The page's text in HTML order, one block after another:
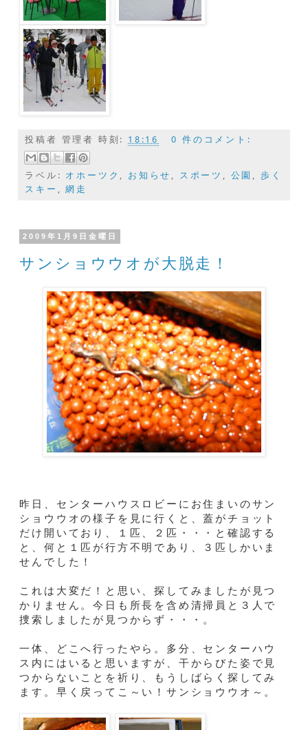
投稿者 管理者 時刻: 18:16 0 件のコメント:
ラベル: オホーツク , お知らせ , スポーツ , 公園 , 歩く
スキー ,網走
2009年1月9日金曜日
サンショウウオが大脱走！
昨日、センターハウスロビーにお住まいのサン
ショウウオの様子を見に行くと、蓋がチョット
だけ開いており、１匹、２匹・・・と確認する
と、何と１匹が行方不明であり、３匹しかいま
せんでした！
これは大変だ！と思い、探してみましたが見つ
かりません。今日も所長を含め清掃員と３人で
捜索しましたが見つからず・・・。
一体、どこへ行ったやら。多分、センターハウ
ス内にはいると思いますが、干からびた姿で見
つからないことを祈り、もうしばらく探してみ
ます。早く戻ってこ～い！サンショウウオ～。